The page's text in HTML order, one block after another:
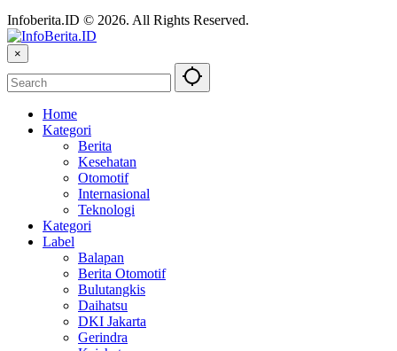
Infoberita.ID © 2026. All Rights Reserved.
×
Home
Kategori
Berita
Kesehatan
Otomotif
Internasional
Teknologi
Kategori
Label
Balapan
Berita Otomotif
Bulutangkis
Daihatsu
DKI Jakarta
Gerindra